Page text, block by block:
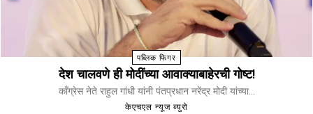
पब्लिक फिगर
देश चालवणे ही मोदींच्या आवाक्याबाहेरची गोष्ट!
काँग्रेस नेते राहुल गांधी यांनी पंतप्रधान नरेंद्र मोदी यांच्या...
केएचएल न्यूज ब्युरो